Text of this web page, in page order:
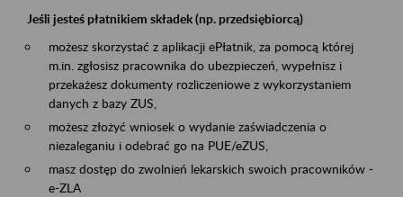
Jeśli jesteś płatnikiem składek (np. przedsiębiorcą)
możesz skorzystać z aplikacji ePłatnik, za pomocą której
m.in. zgłosisz pracownika do ubezpieczeń, wypełnisz i
przekażesz dokumenty rozliczeniowe z wykorzystaniem
danych z bazy ZUS,
możesz złożyć wniosek o wydanie zaświadczenia o
niezaleganiu i odebrać go na PUE/eZUS,
masz dostęp do zwolnień lekarskich swoich pracowników -
e-ZLA